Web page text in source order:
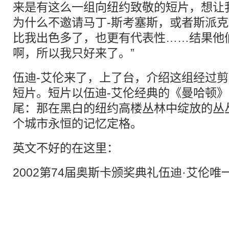
来是有这么一组向纽约致敬的短片，想
为什么不邀请马丁-斯考塞斯，或者斯派
比我出色多了，也更有代表性……结果他
啊，所以我只好来了。”
伍迪-艾伦来了，上了台，介绍这组经过
短片。短片以伍迪-艾伦经典的《曼哈顿
尾：那在黑白的纽约高楼丛林中绽放的
个城市永恒的记忆定格。
英文不好的在这里：
2002第74届奥斯卡颁奖典礼伍迪·艾伦唯